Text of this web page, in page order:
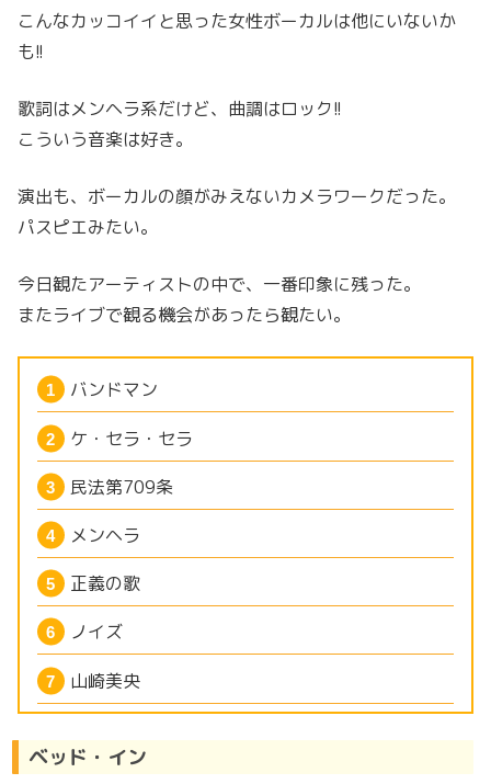
こんなカッコイイと思った女性ボーカルは他にいないか
も!!
歌詞はメンヘラ系だけど、曲調はロック!!
こういう音楽は好き。
演出も、ボーカルの顔がみえないカメラワークだった。
パスピエみたい。
今日観たアーティストの中で、一番印象に残った。
またライブで観る機会があったら観たい。
バンドマン
ケ・セラ・セラ
民法第709条
メンヘラ
正義の歌
ノイズ
山崎美央
ベッド・イン